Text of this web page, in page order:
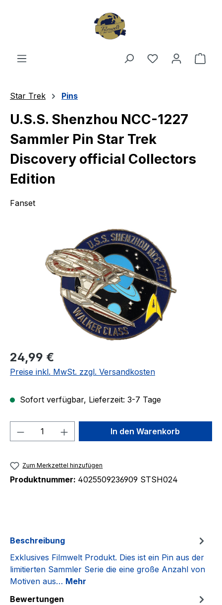
Du hast 0
Star Trek Pins
U.S.S. Shenzhou NCC-1227
Sammler Pin Star Trek
Discovery official Collectors
Edition
Fanset
Regulärer Preis:
24,99 €
Preise inkl. MwSt. zzgl. Versandkosten
Sofort verfügbar, Lieferzeit: 3-7 Tage
Produkt Anzahl: Gib denIn den Warenkorb
Zum Merkzettel hinzufügen
Produktnummer: 4025509236909 STSH024
Beschreibung
Exklusives Filmwelt Produkt. Dies ist ein Pin aus der
limitierten Sammler Serie die eine große Anzahl von
Motiven aus… Mehr
Bewertungen